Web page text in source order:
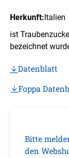
Herkunft:Italien
ist
bezeichnet
Datenblatt
Foppa
Bitte
den